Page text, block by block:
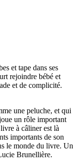
et tape dans ses
rejoindre bébé et
et de complicité.
une peluche, et qui
un rôle important
à câliner est là
importants de son
le monde du livre. Un
Brunellière.